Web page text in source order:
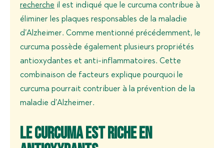
recherche il est indiqué que le curcuma contribue à
éliminer les plaques responsables de la maladie
d’Alzheimer. Comme mentionné précédemment, le
curcuma possède également plusieurs propriétés
antioxydantes et anti-inflammatoires. Cette
combinaison de facteurs explique pourquoi le
curcuma pourrait contribuer à la prévention de la
maladie d’Alzheimer.
Le curcuma est riche en